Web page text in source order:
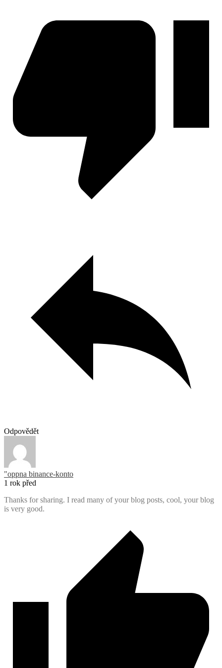
Odpovědět
"oppna binance-konto
1 rok před
Thanks for sharing. I read many of your blog posts, cool, your blog
is very good.